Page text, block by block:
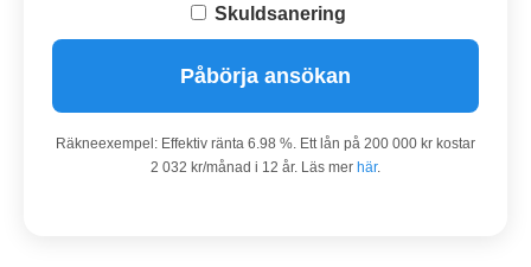
Skuldsanering
Påbörja ansökan
Räkneexempel: Effektiv ränta 6.98 %. Ett lån på 200 000 kr kostar
2 032 kr/månad i 12 år. Läs mer här.